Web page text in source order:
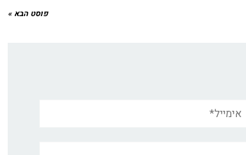
פוסט הבא »